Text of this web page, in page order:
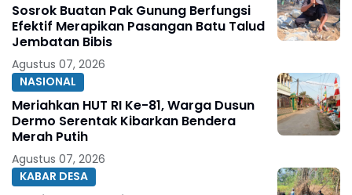
Sosrok Buatan Pak Gunung Berfungsi
Efektif Merapikan Pasangan Batu Talud
Jembatan Bibis
Agustus 07, 2026
NASIONAL
Meriahkan HUT RI Ke-81, Warga Dusun
Dermo Serentak Kibarkan Bendera
Merah Putih
Agustus 07, 2026
KABAR DESA